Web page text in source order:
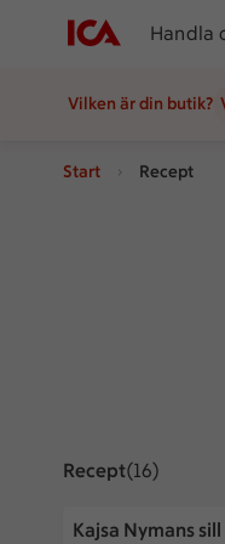
Handla
Vilken är din butik?
Start Recept
ReceptVisar 16
(16)
Kajsa Nymans
Kajsa Nymans